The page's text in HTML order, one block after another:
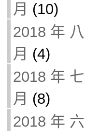
月 (10)
2018 年 八
月 (4)
2018 年 七
月 (8)
2018 年 六